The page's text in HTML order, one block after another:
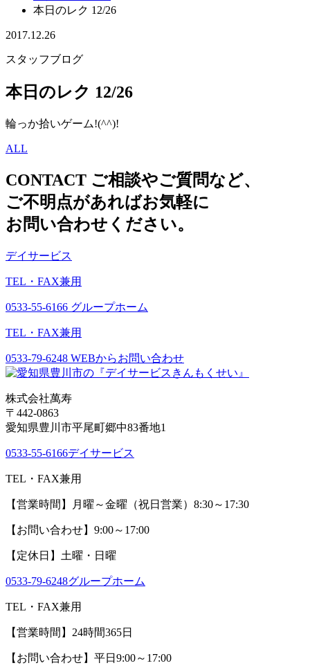
本日のレク 12/26
2017.12.26
スタッフブログ
本日のレク 12/26
輪っか拾いゲーム!(^^)!
ALL
CONTACT ご相談やご質問など、
ご不明点があればお気軽に
お問い合わせください。
デイサービス
TEL・FAX兼用
0533-55-6166 グループホーム
TEL・FAX兼用
0533-79-6248 WEBからお問い合わせ
株式会社萬寿
〒442-0863
愛知県豊川市平尾町郷中83番地1
0533-55-6166デイサービス
TEL・FAX兼用
【営業時間】月曜～金曜（祝日営業）8:30～17:30
【お問い合わせ】9:00～17:00
【定休日】土曜・日曜
0533-79-6248グループホーム
TEL・FAX兼用
【営業時間】24時間365日
【お問い合わせ】平日9:00～17:00